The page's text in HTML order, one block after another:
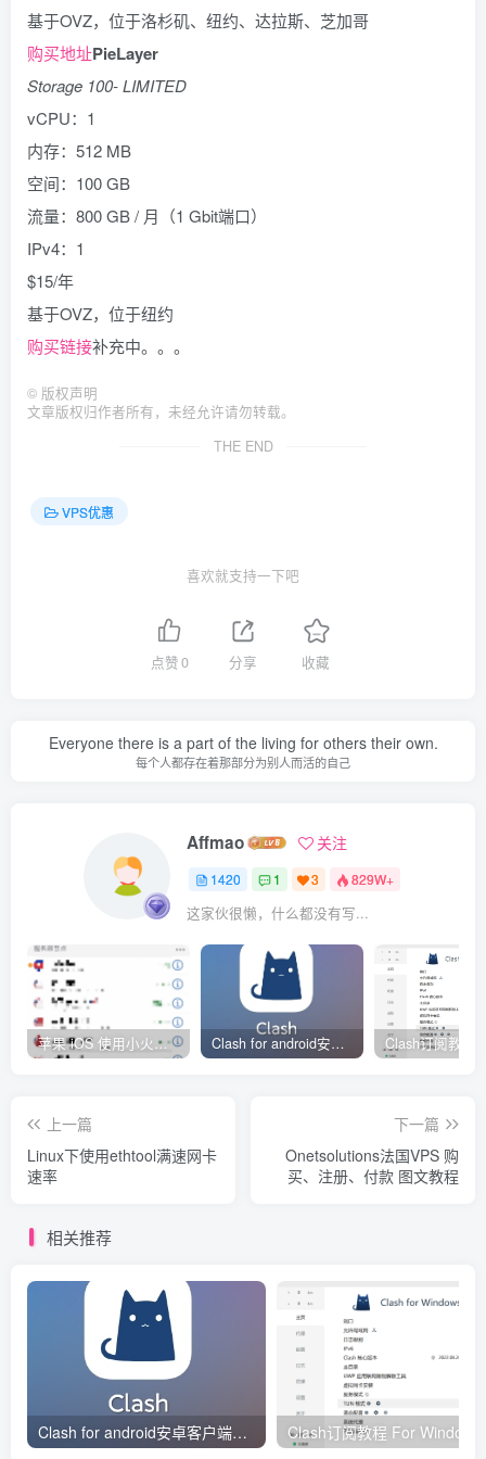
基于OVZ，位于洛杉矶、纽约、达拉斯、芝加哥
购买地址PieLayer
Storage 100- LIMITED
vCPU：1
内存：512 MB
空间：100 GB
流量：800 GB / 月（1 Gbit端口）
IPv4：1
$15/年
基于OVZ，位于纽约
购买链接补充中。。。
© 版权声明
文章版权归作者所有，未经允许请勿转载。
THE END
VPS优惠
喜欢就支持一下吧
点赞0 分享 收藏
Everyone there is a part of the living for others their own.
每个人都存在着那部分为别人而活的自己
Affmao 关注
1420 1 3 829W+
这家伙很懒，什么都没有写...
苹果 iOS 使用小火箭(shadowrocket)新手教程 Clash for android安卓客户端保姆级新手使用教程
上一篇
Linux下使用ethtool满速网卡
速率
下一篇
Onetsolutions法国VPS 购
买、注册、付款 图文教程
相关推荐
Clash for android安卓客户端保姆级新手使用教程